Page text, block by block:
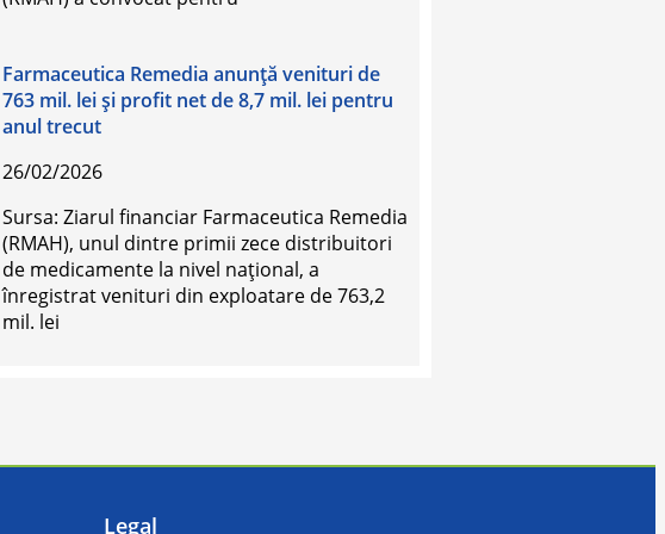
Farmaceutica Remedia anunţă venituri de
763 mil. lei şi profit net de 8,7 mil. lei pentru
anul trecut
26/02/2026
Sursa: Ziarul financiar Farmaceutica Remedia
(RMAH), unul dintre primii zece distribuitori
de medicamente la nivel naţional, a
înregistrat venituri din exploatare de 763,2
mil. lei
Legal